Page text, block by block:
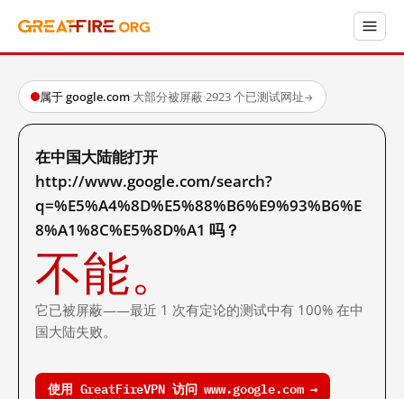
属于 google.com·大部分被屏蔽·2923 个已测试网址→
在中国大陆能打开
http://www.google.com/search?
q=%E5%A4%8D%E5%88%B6%E9%93%B6%E
8%A1%8C%E5%8D%A1 吗？
不能。
它已被屏蔽——最近 1 次有定论的测试中有 100% 在中
国大陆失败。
使用 GreatFireVPN 访问 www.google.com →